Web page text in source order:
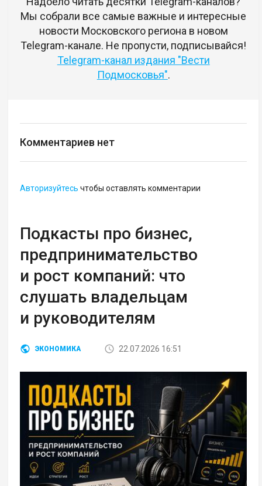
Мы собрали все самые важные и интересные
новости Московского региона в новом
Telegram-канале. Не пропусти, подписывайся!
Telegram-канал издания "Вести
Подмосковья".
Комментариев нет
Авторизуйтесь чтобы оставлять комментарии
Подкасты про бизнес,
предпринимательство
и рост компаний: что
слушать владельцам
и руководителям
ЭКОНОМИКА 22.07.2026 16:51